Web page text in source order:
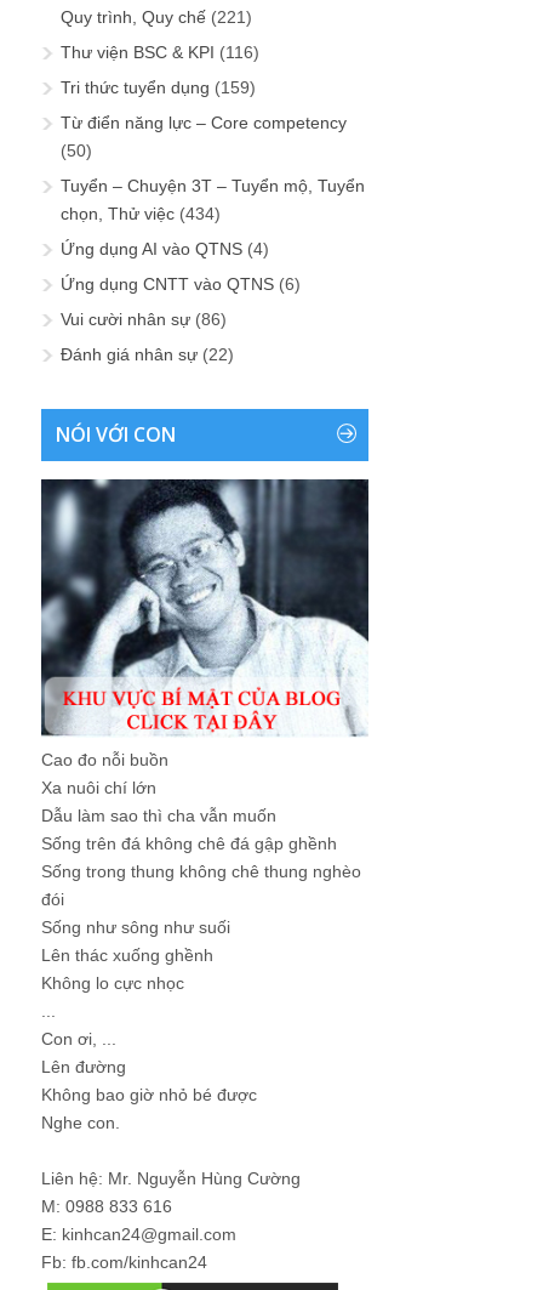
Quy trình, Quy chế (221)
Thư viện BSC & KPI (116)
Tri thức tuyển dụng (159)
Từ điển năng lực – Core competency
(50)
Tuyển – Chuyện 3T – Tuyển mộ, Tuyển
chọn, Thử việc (434)
Ứng dụng AI vào QTNS (4)
Ứng dụng CNTT vào QTNS (6)
Vui cười nhân sự (86)
Đánh giá nhân sự (22)
NÓI VỚI CON
Cao đo nỗi buồn
Xa nuôi chí lớn
Dẫu làm sao thì cha vẫn muốn
Sống trên đá không chê đá gập ghềnh
Sống trong thung không chê thung nghèo
đói
Sống như sông như suối
Lên thác xuống ghềnh
Không lo cực nhọc
Con ơi, ...
Lên đường
Không bao giờ nhỏ bé được
Nghe con.
Liên hệ: Mr. Nguyễn Hùng Cường
M: 0988 833 616
E: kinhcan24@gmail.com
Fb: fb.com/kinhcan24